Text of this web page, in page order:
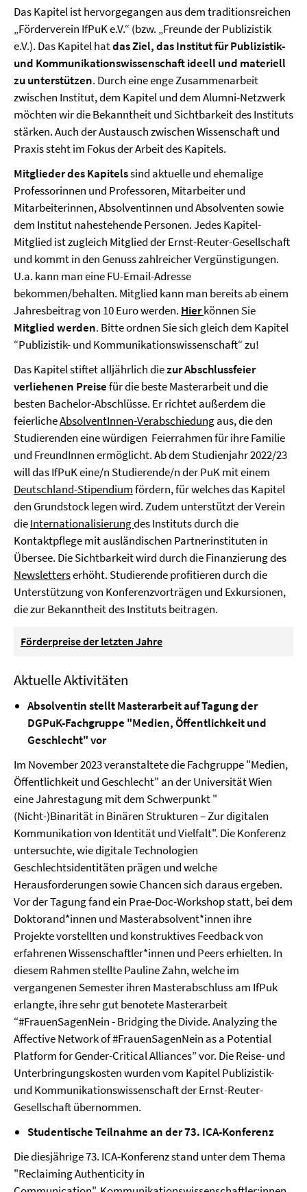
Das Kapitel ist hervorgegangen aus dem traditionsreichen
„Förderverein IfPuK e.V.“ (bzw. „Freunde der Publizistik
e.V.). Das Kapitel hatdas Ziel, das Institut für Publizistik-
und Kommunikationswissenschaft ideell und materiell
zu unterstützen. Durch eine enge Zusammenarbeit
zwischen Institut, dem Kapitel und dem Alumni-Netzwerk
möchten wir die Bekanntheit und Sichtbarkeit des Instituts
stärken. Auch der Austausch zwischen Wissenschaft und
Praxis steht im Fokus der Arbeit des Kapitels.
Mitglieder des Kapitelssind aktuelle und ehemalige
Professorinnen und Professoren, Mitarbeiter und
Mitarbeiterinnen, Absolventinnen und Absolventen sowie
dem Institut nahestehende Personen. Jedes Kapitel-
Mitglied ist zugleich Mitglied der Ernst-Reuter-Gesellschaft
und kommt in den Genuss zahlreicher Vergünstigungen.
U.a. kann man eine FU-Email-Adresse
bekommen/behalten. Mitglied kann man bereits ab einem
Jahresbeitrag von 10 Euro werden. Hierkönnen Sie
Mitglied werden. Bitte ordnen Sie sich gleich dem Kapitel
“Publizistik- und Kommunikationswissenschaft“ zu!
Das Kapitel stiftet alljährlich diezur Abschlussfeier
verliehenen Preisefür die beste Masterarbeit und die
besten Bachelor-Abschlüsse. Er richtet außerdem die
feierlicheAbsolventInnen-Verabschiedungaus, die den
Studierenden eine würdigen Feierrahmen für ihre Familie
und FreundInnen ermöglicht. Ab dem Studienjahr 2022/23
will das IfPuK eine/n Studierende/n der PuK mit einem
Deutschland-Stipendiumfördern, für welches das Kapitel
den Grundstock legen wird. Zudem unterstützt der Verein
dieInternationalisierungdes Instituts durch die
Kontaktpflege mit ausländischen Partnerinstituten in
Übersee. Die Sichtbarkeit wird durch die Finanzierung des
Newsletterserhöht. Studierende profitieren durch die
Unterstützung von Konferenzvorträgen und Exkursionen,
die zur Bekanntheit des Instituts beitragen.
Förderpreise der letzten Jahre
Aktuelle Aktivitäten
Absolventin stellt Masterarbeit auf Tagung der
DGPuK-Fachgruppe "Medien, Öffentlichkeit und
Geschlecht" vor
Im November 2023 veranstaltete die Fachgruppe "Medien,
Öffentlichkeit und Geschlecht" an der Universität Wien
eine Jahrestagung mit dem Schwerpunkt "
(Nicht-)Binarität in Binären Strukturen – Zur digitalen
Kommunikation von Identität und Vielfalt". Die Konferenz
untersuchte, wie digitale Technologien
Geschlechtsidentitäten prägen und welche
Herausforderungen sowie Chancen sich daraus ergeben.
Vor der Tagung fand ein Prae-Doc-Workshop statt, bei dem
Doktorand*innen und Masterabsolvent*innen ihre
Projekte vorstellten und konstruktives Feedback von
erfahrenen Wissenschaftler*innen und Peers erhielten. In
diesem Rahmen stellte Pauline Zahn, welche im
vergangenen Semester ihren Masterabschluss am IfPuk
erlangte, ihre sehr gut benotete Masterarbeit
“#FrauenSagenNein - Bridging the Divide. Analyzing the
Affective Network of #FrauenSagenNein as a Potential
Platform for Gender-Critical Alliances” vor. Die Reise- und
Unterbringungskosten wurden vom Kapitel Publizistik-
und Kommunikationswissenschaft der Ernst-Reuter-
Gesellschaft übernommen.
Studentische Teilnahme an der 73. ICA-Konferenz
Die diesjährige 73. ICA-Konferenz stand unter dem Thema
"Reclaiming Authenticity in